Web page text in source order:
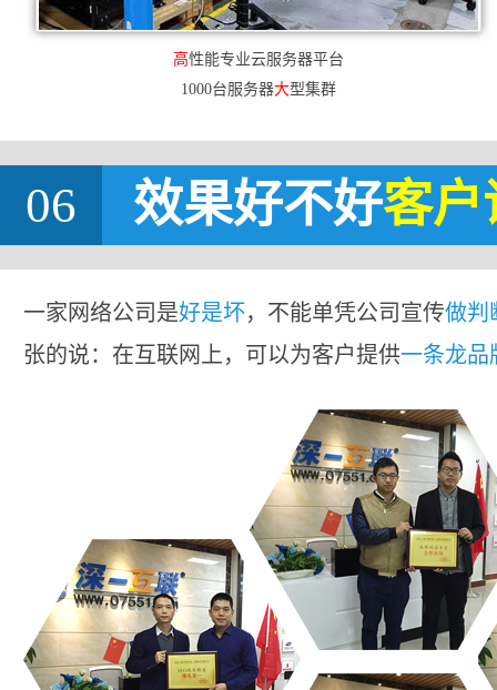
高性能专业云服务器平台
1000台服务器大型集群
06 效果好不好客户
一家网络公司是好是坏，不能单凭公司宣传做判
张的说：在互联网上，可以为客户提供一条龙品